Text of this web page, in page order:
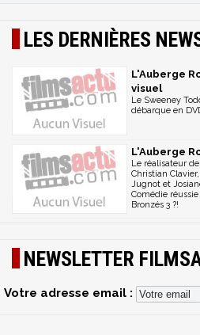
LES DERNIÈRES
L'Auberge
visuel
Le Sweeney
débarque en
L'Auberge
Le réalisateur
Christian
Jugnot et
Comédie
Bronzés 3 ?!
NEWSLETTER
Votre adresse email :